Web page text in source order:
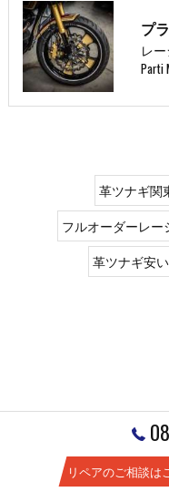
プ
レ
革ツナギ関
フルオーダーレー
革ツナギ安い
リペアのご相談は